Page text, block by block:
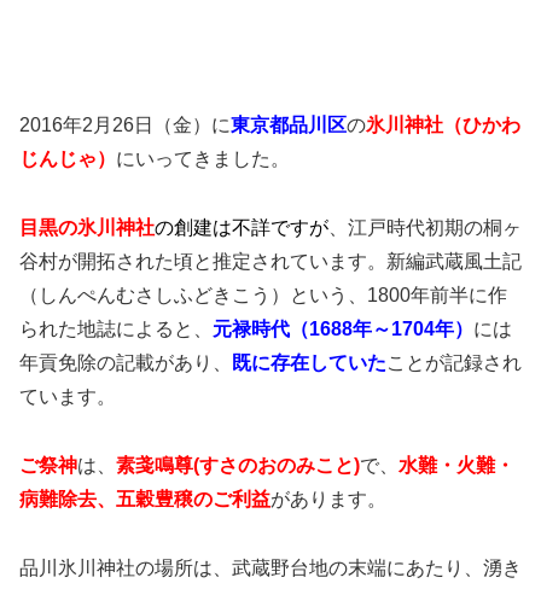
2016年2月26日（金）に東京都品川区の氷川神社（ひかわ
じんじゃ） にいってきました。
目黒の氷川神社の創建は不詳ですが 、江戸時代初期の桐ヶ
谷村が開拓された頃と推定されています。新編武蔵風土記
（しんぺんむさしふどきこう）という、1800年前半に作
られた地誌によると、 元禄時代（1688年～1704年） には
年貢免除の記載があり、
既に存在していたことが記録され
ています。
ご祭神は、 素戔鳴尊(すさのおのみこと)で、 水難・火難・
病難除去、五穀豊穣のご利益があります。
品川氷川神社の場所は、武蔵野台地の末端にあたり、湧き